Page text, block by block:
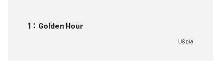
1 ： Golden Hour
U&pia